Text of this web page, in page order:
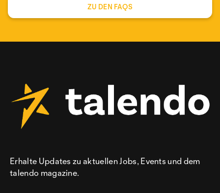
ZU DEN FAQS
Erhalte Updates zu aktuellen Jobs, Events und dem
talendo magazine.